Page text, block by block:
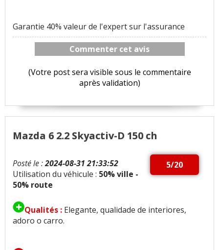
Garantie 40% valeur de l'expert sur l'assurance
Commenter cet avis
(Votre post sera visible sous le commentaire
après validation)
Mazda 6 2.2 Skyactiv-D 150 ch
5/20
Posté le :2024-08-31 21:33:52
Utilisation du véhicule : 50% ville -
50% route
Qualités : Elegante, qualidade de interiores,
adoro o carro.